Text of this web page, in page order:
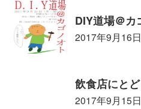
DIY道場＠カ
2017年9月16日
飲食店にと
2017年9月15日